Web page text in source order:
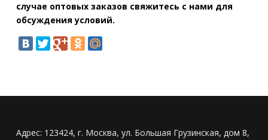
случае оптовых заказов свяжитесь с нами для
обсуждения условий.
Адрес: 123424, г. Москва, ул. Большая Грузинская, дом 8,